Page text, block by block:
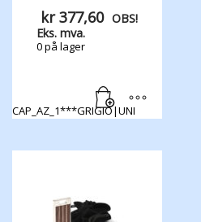
kr377,60 OBS!
Eks. mva.
0 på lager
CAP_AZ_1***GRIGIO|UNI